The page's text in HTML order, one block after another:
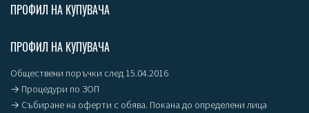
ПРОФИЛ НА КУПУВАЧА
ПРОФИЛ НА КУПУВАЧА
Обществени поръчки след 15.04.2016
→ Процедури по ЗОП
→ Събиране на оферти с обява. Покана до определени лица